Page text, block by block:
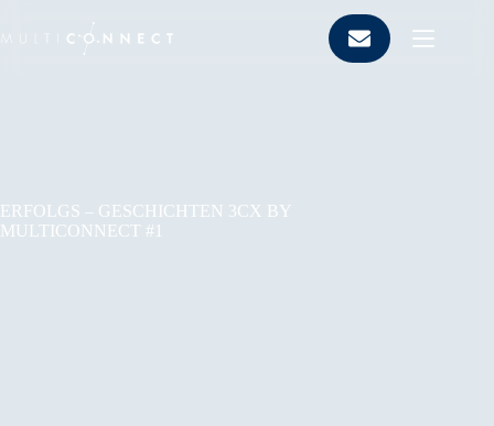
ERFOLGS – GESCHICHTEN 3CX BY
MULTICONNECT #1